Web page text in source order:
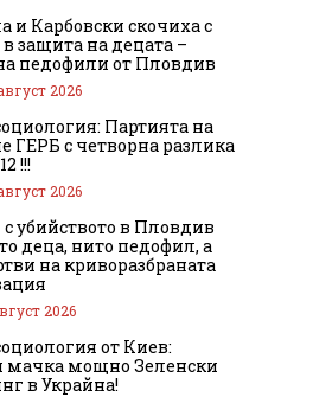
и Карбовски скочиха с
защита на децата –
педофили от Пловдив
2026
Партията на
ГЕРБ с четворна разлика
!!!
2026
убийството в Пловдив
деца, нито педофил, а
на криворазбраната
2026
от Киев:
мачка мощно Зеленски
в Украйна!